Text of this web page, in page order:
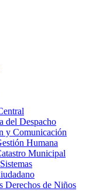
del Despacho
y Comunicación
Humana
Municipal
Derechos de Niños